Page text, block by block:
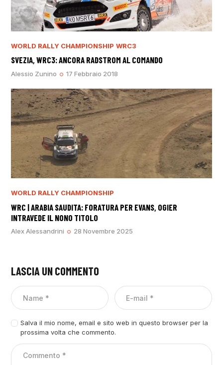
WORLD RALLY CHAMPIONSHIP WRC3
SVEZIA, WRC3: ANCORA RADSTROM AL COMANDO
Alessio Zunino 17 Febbraio 2018
WORLD RALLY CHAMPIONSHIP
WRC | ARABIA SAUDITA: FORATURA PER EVANS, OGIER
INTRAVEDE IL NONO TITOLO
Alex Alessandrini 28 Novembre 2025
LASCIA UN COMMENTO
Salva il mio nome, email e sito web in questo browser per la
prossima volta che commento.